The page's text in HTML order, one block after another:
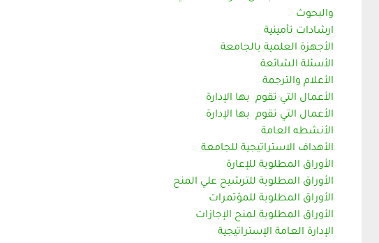
والبحوث
ارشادات تأمينية
الأجهزة العلمية بالجامعة
الأسئلة الشائعة
الأعلام والترجمة
الأعمال التي تقوم بها الإدارة
الأعمال التي تقوم بها الإدارة
الأنشطه العامة
الأهداف الاستراتيجية للجامعة
الأوراق المطلوبة للإعارة
الأوراق المطلوبة للترشيح علي المنح
الأوراق المطلوبة للمؤتمرات
الأوراق المطلوبة لمنح الإجازات
الإدارة العامة الإستراتيجية